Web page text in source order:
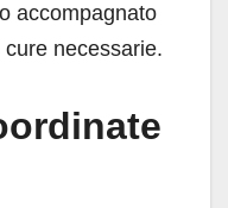
accompagnato
necessarie.